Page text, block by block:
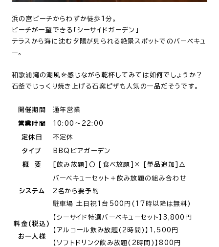
浜の宮ビーチからわずか徒歩1分。
ビーチが一望できる「シーサイドガーデン」
テラスから海に沈む夕陽が見られる絶景スポットでのバーベキュ
ー。
和歌浦湾の潮風を感じながら乾杯してみては如何でしょうか？
石釜でじっくり焼き上げる石窯ピザも人気の一品だそうです。
開催期間 通年営業
営業時間 10:00～22:00
定休日 不定休
タイプ BBQビアガーデン
概 要 [飲み放題]〇 [食べ放題]× [単品追加]△
システム
バーベキューセット＋飲み放題の組み合わせ
2名から要予約
駐車場 土日祝1台500円(17時以降は無料)
料金(税込)
お一人様
【シーサイド特選バーベキューセット】3,800円
【アルコール飲み放題(2時間)】1,500円
【ソフトドリンク飲み放題(2時間)】800円